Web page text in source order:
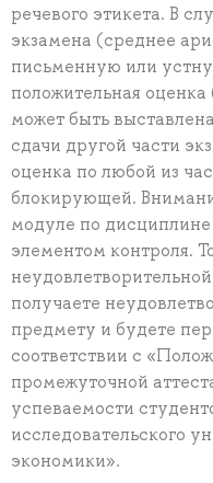
речевого этикета. В
экзамена (среднее
письменную или
положительная
может быть
сдачи другой части
оценка по любой из
блокирующей.
модуле по
элементом контроля.
получаете
предмету и будете
соответствии с
промежуточной
успеваемости
исследовательского
экономики».